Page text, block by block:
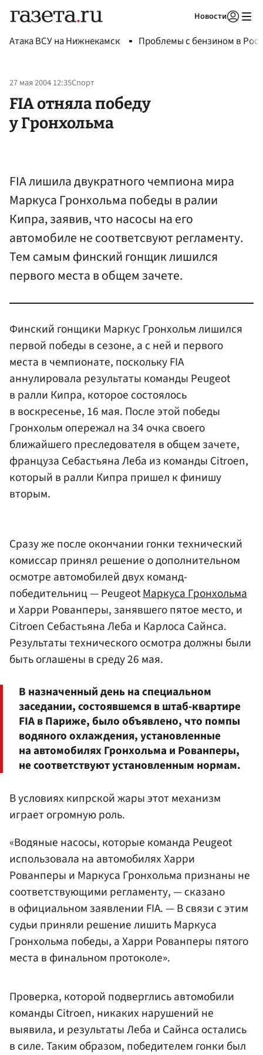
Новости
Атака ВСУ на Нижнекамск Проблемы с бензином в
27 мая 2004 12:35Спорт
FIA отняла победу
у Гронхольма
FIA лишила двукратного чемпиона мира
Маркуса Гронхольма победы в ралии
Кипра, заявив, что насосы на его
автомобиле не соответсвуют регламенту.
Тем самым финский гонщик лишился
первого места в общем зачете.
Финский гонщики Маркус Гронхольм лишился
первой победы в сезоне, а с ней и первого
места в чемпионате, поскольку FIA
аннулировала результаты команды Peugeot
в ралли Кипра, которое состоялось
в воскресенье, 16 мая. После этой победы
Гронхольм опережал на 34 очка своего
ближайшего преследователя в общем зачете,
француза Себастьяна Леба из команды Citroen,
который в ралли Кипра пришел к финишу
вторым.
Сразу же после окончании гонки технический
комиссар принял решение о дополнительном
осмотре автомобилей двух команд-
победительниц — PeugeotМаркуса Гронхольма
и Харри Рованперы, занявшего пятое место, и
Citroen Себастьяна Леба и Карлоса Сайнса.
Результаты технического осмотра должны были
быть оглашены в среду 26 мая.
В назначенный день на специальном
заседании, состоявшемся в штаб-квартире
FIA в Париже, было объявлено, что помпы
водяного охлаждения, установленные
на автомобилях Гронхольма и Рованперы,
не соответствуют установленным нормам.
В условиях кипрской жары этот механизм
играет огромную роль.
«Водяные насосы, которые команда Peugeot
использовала на автомобилях Харри
Рованперы и Маркуса Гронхольма признаны не
соответствующими регламенту, — сказано
в официальном заявлении FIA. — В связи с этим
судьи приняли решение лишить Маркуса
Гронхольма победы, а Харри Рованперы пятого
места в финальном протоколе».
Проверка, которой подверглись автомобили
команды Citroen, никаких нарушений не
выявила, и результаты Леба и Сайнса остались
в силе. Таким образом, победителем гонки был